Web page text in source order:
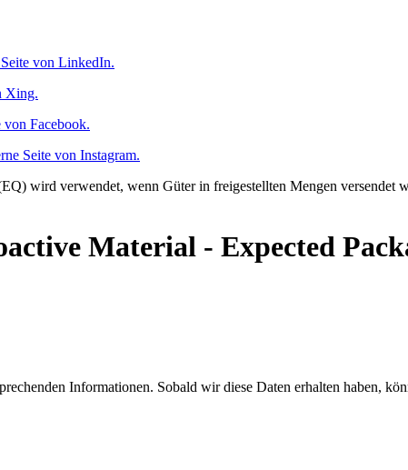
Material - Expected
Informationen. Sobald wir diese Daten erhalten haben,